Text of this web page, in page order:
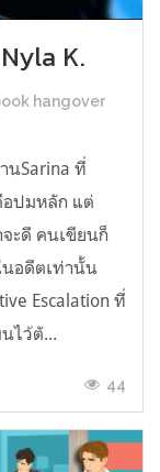
K.
hangover
นSarina ที่
อปมหลัก แต่
ะดี คนเขียนก็
นอดีตเท่านั้น
Escalation ที่
ไว้ตั...
44